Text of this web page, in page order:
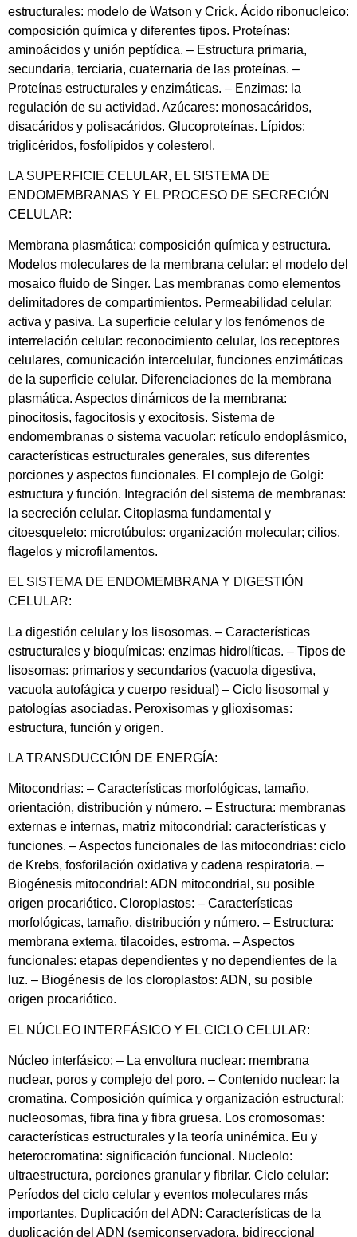
estructurales: modelo de Watson y Crick. Ácido ribonucleico:
composición química y diferentes tipos. Proteínas:
aminoácidos y unión peptídica. – Estructura primaria,
secundaria, terciaria, cuaternaria de las proteínas. –
Proteínas estructurales y enzimáticas. – Enzimas: la
regulación de su actividad. Azúcares: monosacáridos,
disacáridos y polisacáridos. Glucoproteínas. Lípidos:
triglicéridos, fosfolípidos y colesterol.
LA SUPERFICIE CELULAR, EL SISTEMA DE
ENDOMEMBRANAS Y EL PROCESO DE SECRECIÓN
CELULAR:
Membrana plasmática: composición química y estructura.
Modelos moleculares de la membrana celular: el modelo del
mosaico fluido de Singer. Las membranas como elementos
delimitadores de compartimientos. Permeabilidad celular:
activa y pasiva. La superficie celular y los fenómenos de
interrelación celular: reconocimiento celular, los receptores
celulares, comunicación intercelular, funciones enzimáticas
de la superficie celular. Diferenciaciones de la membrana
plasmática. Aspectos dinámicos de la membrana:
pinocitosis, fagocitosis y exocitosis. Sistema de
endomembranas o sistema vacuolar: retículo endoplásmico,
características estructurales generales, sus diferentes
porciones y aspectos funcionales. El complejo de Golgi:
estructura y función. Integración del sistema de membranas:
la secreción celular. Citoplasma fundamental y
citoesqueleto: microtúbulos: organización molecular; cilios,
flagelos y microfilamentos.
EL SISTEMA DE ENDOMEMBRANA Y DIGESTIÓN
CELULAR:
La digestión celular y los lisosomas. – Características
estructurales y bioquímicas: enzimas hidrolíticas. – Tipos de
lisosomas: primarios y secundarios (vacuola digestiva,
vacuola autofágica y cuerpo residual) – Ciclo lisosomal y
patologías asociadas. Peroxisomas y glioxisomas:
estructura, función y origen.
LA TRANSDUCCIÓN DE ENERGÍA:
Mitocondrias: – Características morfológicas, tamaño,
orientación, distribución y número. – Estructura: membranas
externas e internas, matriz mitocondrial: características y
funciones. – Aspectos funcionales de las mitocondrias: ciclo
de Krebs, fosforilación oxidativa y cadena respiratoria. –
Biogénesis mitocondrial: ADN mitocondrial, su posible
origen procariótico. Cloroplastos: – Características
morfológicas, tamaño, distribución y número. – Estructura:
membrana externa, tilacoides, estroma. – Aspectos
funcionales: etapas dependientes y no dependientes de la
luz. – Biogénesis de los cloroplastos: ADN, su posible
origen procariótico.
EL NÚCLEO INTERFÁSICO Y EL CICLO CELULAR:
Núcleo interfásico: – La envoltura nuclear: membrana
nuclear, poros y complejo del poro. – Contenido nuclear: la
cromatina. Composición química y organización estructural:
nucleosomas, fibra fina y fibra gruesa. Los cromosomas:
características estructurales y la teoría uninémica. Eu y
heterocromatina: significación funcional. Nucleolo:
ultraestructura, porciones granular y fibrilar. Ciclo celular:
Períodos del ciclo celular y eventos moleculares más
importantes. Duplicación del ADN: Características de la
duplicación del ADN (semiconservadora, bidireccional